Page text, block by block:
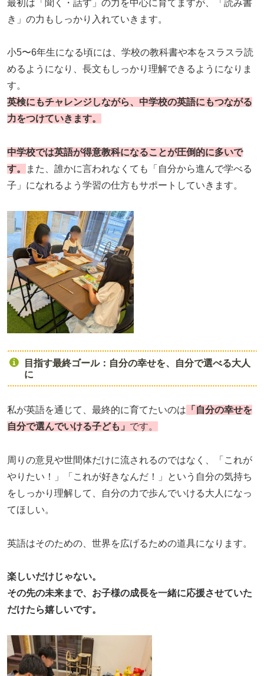
最初は「聞く・話す」の力を中心に育てますが、「読み書
き」の力もしっかり入れていきます。
小5〜6年生になる頃には、学校の教科書や本をスラスラ読
めるようになり、長文もしっかり理解できるようになりま
す。
英検にもチャレンジしながら、中学校の英語にもつながる
力をつけていきます。
中学校では英語が得意教科になることが圧倒的に多いで
す。
また、誰かに言われなくても「自分から進んで学べる
子」になれるよう学習の仕方もサポートしていきます。
目指す最終ゴール：自分の幸せを、自分で選べる大人
に
私が英語を通じて、最終的に育てたいのは 「自分の幸せを
自分で選んでいける子ども」 です。
周りの意見や世間体だけに流されるのではなく、「これが
やりたい！」「これが好きなんだ！」という自分の気持ち
をしっかり理解して、自分の力で歩んでいける大人になっ
てほしい。
英語はそのための、世界を広げるための道具になります。
楽しいだけじゃない。
その先の未来まで、お子様の成長を一緒に応援させていた
だけたら嬉しいです。